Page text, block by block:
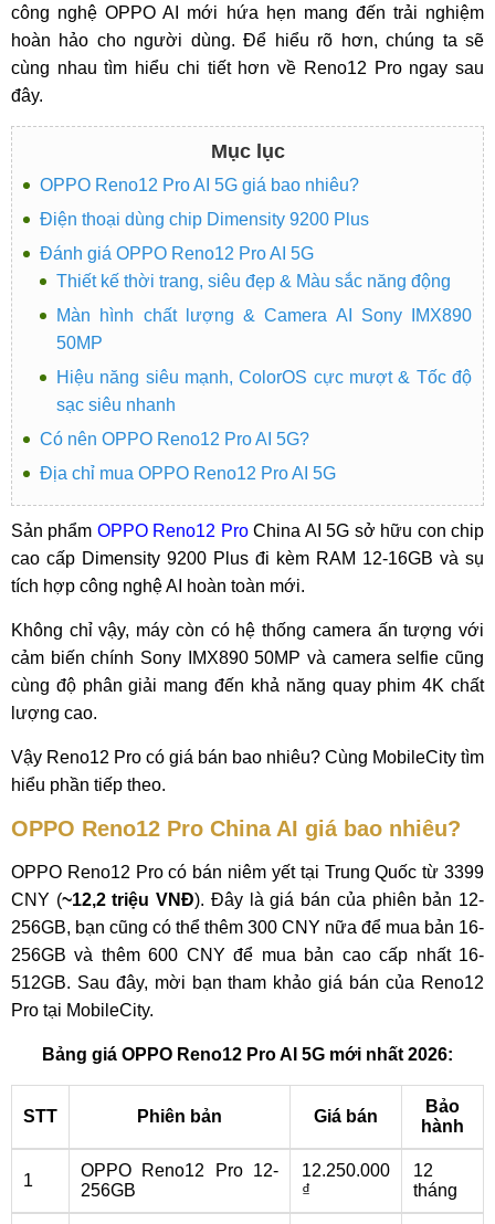
công nghệ OPPO AI mới hứa hẹn mang đến trải nghiệm
hoàn hảo cho người dùng. Để hiểu rõ hơn, chúng ta sẽ
cùng nhau tìm hiểu chi tiết hơn về Reno12 Pro ngay sau
đây.
Mục lục
OPPO Reno12 Pro AI 5G giá bao nhiêu?
Điện thoại dùng chip Dimensity 9200 Plus
Đánh giá OPPO Reno12 Pro AI 5G
Thiết kế thời trang, siêu đẹp & Màu sắc năng động
Màn hình chất lượng & Camera AI Sony IMX890
50MP
Hiệu năng siêu mạnh, ColorOS cực mượt & Tốc độ
sạc siêu nhanh
Có nên OPPO Reno12 Pro AI 5G?
Địa chỉ mua OPPO Reno12 Pro AI 5G
Sản phẩm OPPO Reno12 ProChina AI 5G sở hữu con chip
cao cấp Dimensity 9200 Plus đi kèm RAM 12-16GB và sụ
tích hợp công nghệ AI hoàn toàn mới.
Không chỉ vậy, máy còn có hệ thống camera ấn tượng với
cảm biến chính Sony IMX890 50MP và camera selfie cũng
cùng độ phân giải mang đến khả năng quay phim 4K chất
lượng cao.
Vậy Reno12 Pro có giá bán bao nhiêu? Cùng MobileCity tìm
hiểu phần tiếp theo.
OPPO Reno12 Pro China AI giá bao nhiêu?
OPPO Reno12 Pro có bán niêm yết tại Trung Quốc từ 3399
CNY (~12,2 triệu VNĐ). Đây là giá bán của phiên bản 12-
256GB, bạn cũng có thể thêm 300 CNY nữa để mua bản 16-
256GB và thêm 600 CNY để mua bản cao cấp nhất 16-
512GB. Sau đây, mời bạn tham khảo giá bán của Reno12
Pro tại MobileCity.
Bảng giá OPPO Reno12 Pro AI 5G mới nhất 2026:
STT Phiên bản Giá bán
Bảo
hành
1
OPPO Reno12 Pro 12-
256GB
12.250.000
₫
12
tháng